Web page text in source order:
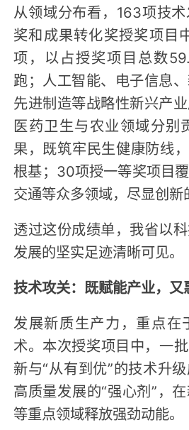
从领域分布看，163项技
奖和成果转化奖授奖项目
项，以占授奖项目总数
跑；人工智能、电子信息
先进制造等战略性新兴产业
医药卫生与农业领域分别
果，既筑牢民生健康防线
根基；30项授一等奖项目
交通等众多领域，尽显创新
透过这份成绩单，我省以
发展的坚实足迹清晰可见。
技术攻关：既赋能产业，又
发展新质生产力，重点在
术。本次授奖项目中，一
新与“从有到优”的技术升
高质量发展的“强心剂”，
等重点领域释放强劲动能。